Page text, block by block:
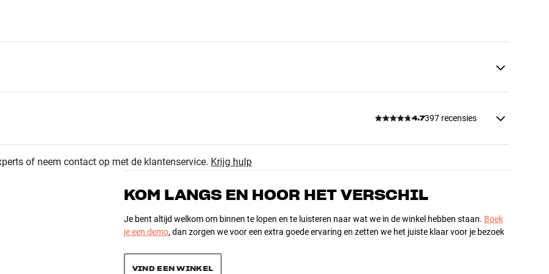
4.7397 recensies
4.7
397 recensies
316
of neem contact op met de klantenservice. Krijg hulp
KOM LANGS EN HOOR HET VERSCHIL
Je bent altijd welkom om binnen te lopen en te luisteren naar wat we in de winkel hebben staan. Boek
je een demo, dan zorgen we voor een extra goede ervaring en zetten we het juiste klaar voor je bezoek
VIND EEN WINKEL